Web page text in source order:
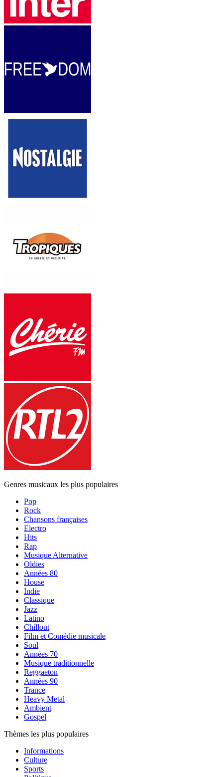
Genres musicaux les plus populaires
Pop
Rock
Chansons françaises
Electro
Hits
Rap
Musique Alternative
Oldies
Années 80
House
Indie
Classique
Jazz
Latino
Chillout
Film et Comédie musicale
Soul
Années 70
Musique traditionnelle
Reggaeton
Années 90
Trance
Heavy Metal
Ambient
Gospel
Thèmes les plus populaires
Informations
Culture
Sports